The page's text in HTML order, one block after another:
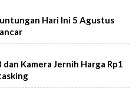
Hari Ini 5 Agustus
Kamera Jernih Harga Rp1